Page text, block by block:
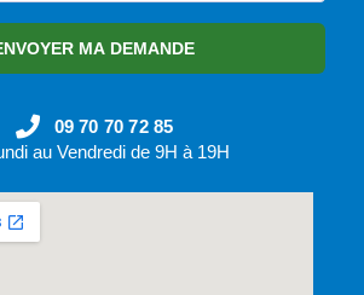
MA DEMANDE
09 70 70 72 85
au Vendredi de 9H à 19H